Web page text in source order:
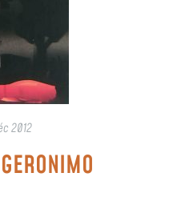
2012